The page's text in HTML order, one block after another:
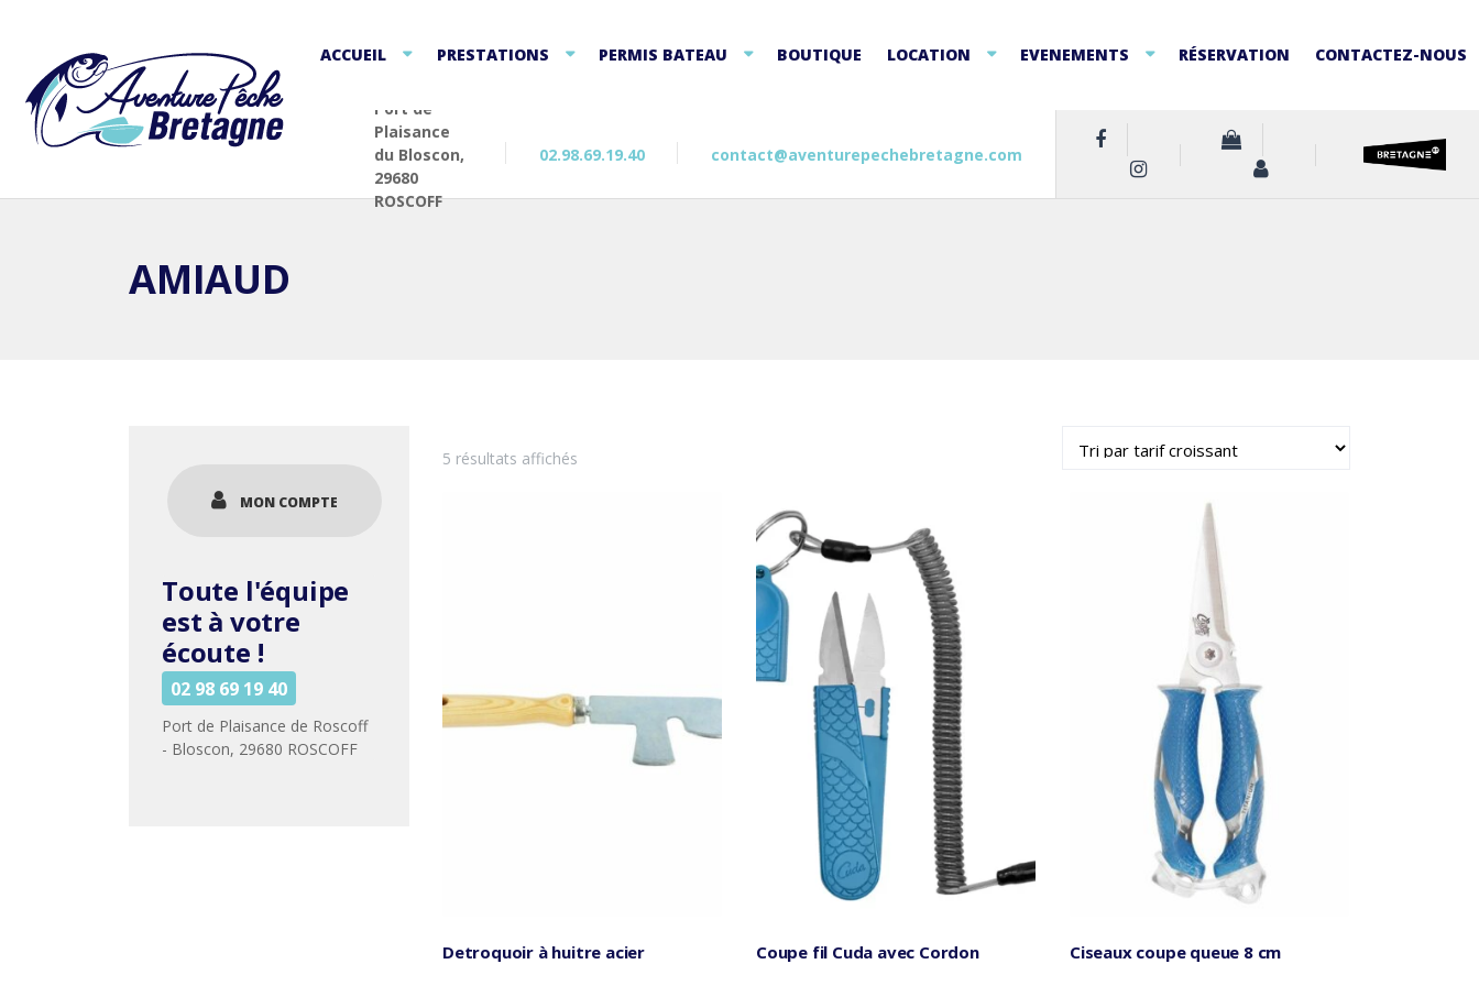
ACCUEIL PRESTATIONS PERMIS BATEAU BOUTIQUE LOCATION EVENEMENTS RÉSERVATION CONTACTEZ-NOUS
Port de
Plaisance
du Bloscon,
29680
ROSCOFF
02.98.69.19.40 contact@aventurepechebretagne.com
AMIAUD
5 résultats affichés
Detroquoir à huitre acier Coupe fil Cuda avec Cordon Ciseaux coupe queue 8 cm
MON COMPTE
Toute l'équipe
est à votre
écoute !
02 98 69 19 40
Port de Plaisance de Roscoff
- Bloscon, 29680 ROSCOFF